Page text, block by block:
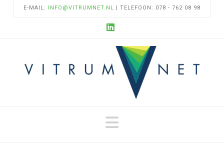
E-MAIL: INFO@VITRUMNET.NL | TELEFOON: 078 - 762 08 98
Navigation